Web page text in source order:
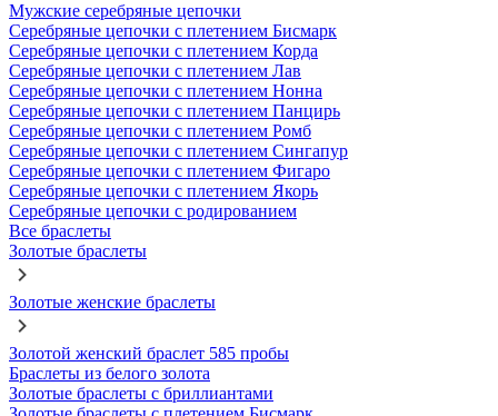
Мужские серебряные цепочки
Серебряные цепочки с плетением Бисмарк
Серебряные цепочки с плетением Корда
Серебряные цепочки с плетением Лав
Серебряные цепочки с плетением Нонна
Серебряные цепочки с плетением Панцирь
Серебряные цепочки с плетением Ромб
Серебряные цепочки с плетением Сингапур
Серебряные цепочки с плетением Фигаро
Серебряные цепочки с плетением Якорь
Серебряные цепочки с родированием
Все браслеты
Золотые браслеты
Золотые женские браслеты
Золотой женский браслет 585 пробы
Браслеты из белого золота
Золотые браслеты с бриллиантами